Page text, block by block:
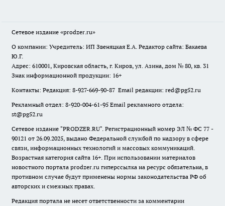
Сетевое издание «prodzer.ru»
О компании: Учредитель: ИП Звеняцкая Е.А. Редактор сайта: Бакаева
Ю.Г.
Адрес: 610001, Кировская область, г. Киров, ул. Азина, дом № 80, кв. 31
Знак информационной продукции: 16+
Контакты: Редакция: 8-927-669-90-87 Email редакции: red@pg52.ru
Рекламный отдел: 8-920-004-61-95 Email рекламного отдела:
st@pg52.ru
Сетевое издание "PRODZER.RU". Регистрационный номер ЭЛ № ФС 77 -
90121 от 26.09.2025, выдано Федеральной службой по надзору в сфере
связи, информационных технологий и массовых коммуникаций.
Возрастная категория сайта 16+. При использовании материалов
новостного портала prodzer.ru гиперссылка на ресурс обязательна, в
противном случае будут применены нормы законодательства РФ об
авторских и смежных правах.
Редакция портала не несет ответственности за комментарии